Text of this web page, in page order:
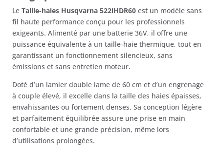
Le Taille-haies Husqvarna 522iHDR60 est un modèle sans
fil haute performance conçu pour les professionnels
exigeants. Alimenté par une batterie 36V, il offre une
puissance équivalente à un taille-haie thermique, tout en
garantissant un fonctionnement silencieux, sans
émissions et sans entretien moteur.
Doté d’un lamier double lame de 60 cm et d’un engrenage
à couple élevé, il excelle dans la taille des haies épaisses,
envahissantes ou fortement denses. Sa conception légère
et parfaitement équilibrée assure une prise en main
confortable et une grande précision, même lors
d’utilisations prolongées.